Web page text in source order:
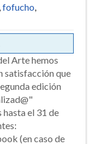
fofucho
Arte hemos
satisfacción que
edición
hasta el 31 de
(en caso de